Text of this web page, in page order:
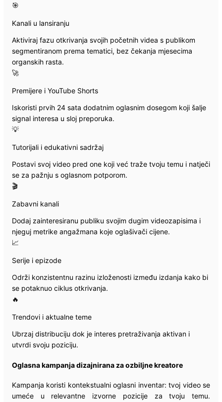
🎯
Kanali u lansiranju
Aktiviraj fazu otkrivanja svojih početnih videa s publikom
segmentiranom prema tematici, bez čekanja mjesecima
organskih rasta.
🚀
Premijere i YouTube Shorts
Iskoristi prvih 24 sata dodatnim oglasnim dosegom koji šalje
signal interesa u sloj preporuka.
💡
Tutorijali i edukativni sadržaj
Postavi svoj video pred one koji već traže tvoju temu i natječi
se za pažnju s oglasnom potporom.
🎬
Zabavni kanali
Dodaj zainteresiranu publiku svojim dugim videozapisima i
njeguj metrike angažmana koje oglašivači cijene.
📈
Serije i epizode
Održi konzistentnu razinu izloženosti između izdanja kako bi
se potaknuo ciklus otkrivanja.
🔥
Trendovi i aktualne teme
Ubrzaj distribuciju dok je interes pretraživanja aktivan i
utvrdi svoju poziciju.
Oglasna kampanja dizajnirana za ozbiljne kreatore
Kampanja koristi kontekstualni oglasni inventar: tvoj video se
umeće u relevantne izvorne pozicije za tvoju temu.